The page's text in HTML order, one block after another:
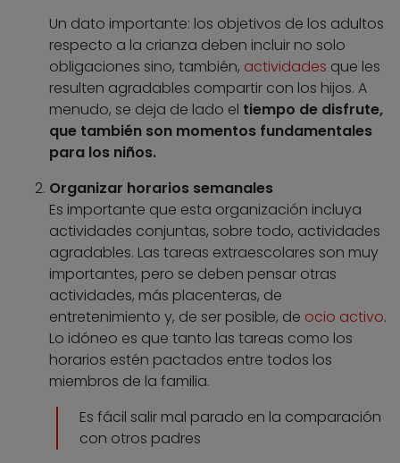
Un dato importante: los objetivos de los adultos
respecto a la crianza deben incluir no solo
obligaciones sino, también, actividades que les
resulten agradables compartir con los hijos. A
menudo, se deja de lado el tiempo de disfrute,
que también son momentos fundamentales
para los niños.
Organizar horarios semanales
Es importante que esta organización incluya
actividades conjuntas, sobre todo, actividades
agradables. Las tareas extraescolares son muy
importantes, pero se deben pensar otras
actividades, más placenteras, de
entretenimiento y, de ser posible, de ocio activo.
Lo idóneo es que tanto las tareas como los
horarios estén pactados entre todos los
miembros de la familia.
Es fácil salir mal parado en la comparación
con otros padres